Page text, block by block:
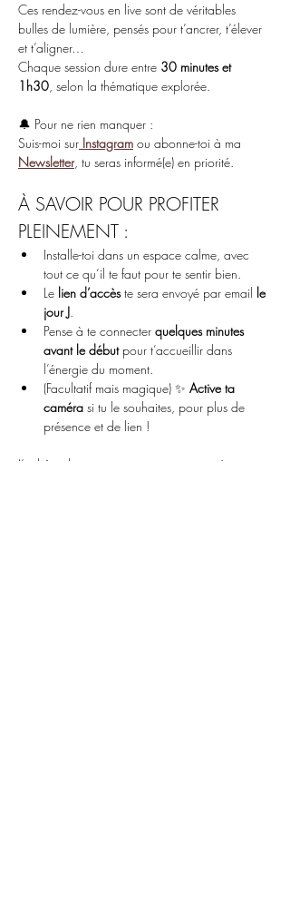
Ces rendez-vous en live sont de véritables
bulles de lumière, pensés pour t’ancrer, t’élever
et t’aligner…
Chaque session dure entre 30 minutes et
1h30, selon la thématique explorée.
🔔 Pour ne rien manquer :
Suis-moi sur Instagram ou abonne-toi à ma
Newsletter, tu seras informé(e) en priorité.
À SAVOIR POUR PROFITER
PLEINEMENT :
Installe-toi dans un espace calme, avec
tout ce qu’il te faut pour te sentir bien.
Le lien d’accès te sera envoyé par email le
jour J.
Pense à te connecter quelques minutes
avant le début pour t’accueillir dans
l’énergie du moment.
(Facultatif mais magique) ✨ Active ta
caméra si tu le souhaites, pour plus de
présence et de lien !
J’ai hâte de partager ces espaces sacrés avec